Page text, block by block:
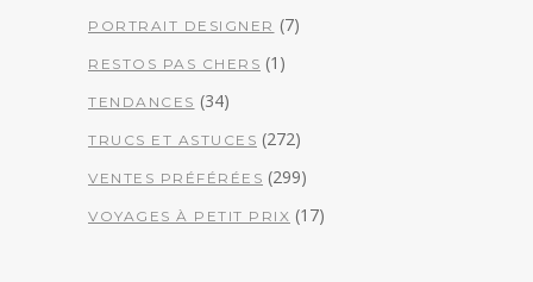
PORTRAIT DESIGNER (7)
RESTOS PAS CHERS (1)
TENDANCES (34)
TRUCS ET ASTUCES (272)
VENTES PRÉFÉRÉES (299)
VOYAGES À PETIT PRIX (17)